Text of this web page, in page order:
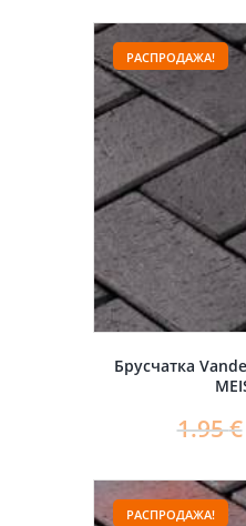
РАСПРОДАЖА!
Брусчатка
1.95€
РАСПРОДАЖА!